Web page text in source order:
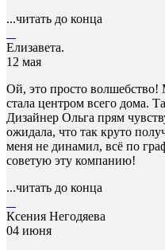
...читать до конца
Елизавета.
12 мая
Ой, это просто
стала центром всего дома.
Дизайнер Ольга прям
ожидала, что так круто
меня не динамил, всё по
советую эту компанию!
...читать до конца
Ксения Негодяева
04 июня